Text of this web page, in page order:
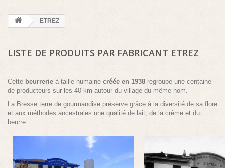
ETREZ
LISTE DE PRODUITS PAR FABRICANT ETREZ
Cette beurrerie à taille humaine créée en 1938 regroupe une centaine
de producteurs sur les 40 km autour du village du même nom.
La Bresse terre de gourmandise préserve grâce à la diversité de sa flore
et aux méthodes ancestrales une qualité de lait, de la crème et du
beurre.